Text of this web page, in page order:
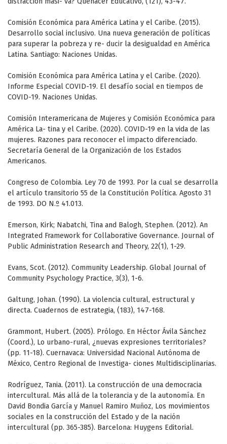
Comisión Económica para América Latina y el Caribe. (2015).
Desarrollo social inclusivo. Una nueva generación de políticas
para superar la pobreza y re- ducir la desigualdad en América
Latina. Santiago: Naciones Unidas.
Comisión Económica para América Latina y el Caribe. (2020).
Informe Especial COVID-19. El desafío social en tiempos de
COVID-19. Naciones Unidas.
Comisión Interamericana de Mujeres y Comisión Económica para
América La- tina y el Caribe. (2020). COVID-19 en la vida de las
mujeres. Razones para reconocer el impacto diferenciado.
Secretaría General de la Organización de los Estados
Americanos.
Congreso de Colombia. Ley 70 de 1993. Por la cual se desarrolla
el artículo transitorio 55 de la Constitución Política. Agosto 31
de 1993. DO N.º 41.013.
Emerson, Kirk; Nabatchi, Tina and Balogh, Stephen. (2012). An
Integrated Framework for Collaborative Governance. Journal of
Public Administration Research and Theory, 22(1), 1-29.
Evans, Scot. (2012). Community Leadership. Global Journal of
Community Psychology Practice, 3(3), 1-6.
Galtung, Johan. (1990). La violencia cultural, estructural y
directa. Cuadernos de estrategia, (183), 147-168.
Grammont, Hubert. (2005). Prólogo. En Héctor Ávila Sánchez
(Coord.), Lo urbano-rural, ¿nuevas expresiones territoriales?
(pp. 11-18). Cuernavaca: Universidad Nacional Autónoma de
México, Centro Regional de Investiga- ciones Multidisciplinarias.
Rodríguez, Tania. (2011). La construcción de una democracia
intercultural. Más allá de la tolerancia y de la autonomía. En
David Bondia García y Manuel Ramiro Muñoz, Los movimientos
sociales en la construcción del Estado y de la nación
intercultural (pp. 365-385). Barcelona: Huygens Editorial.